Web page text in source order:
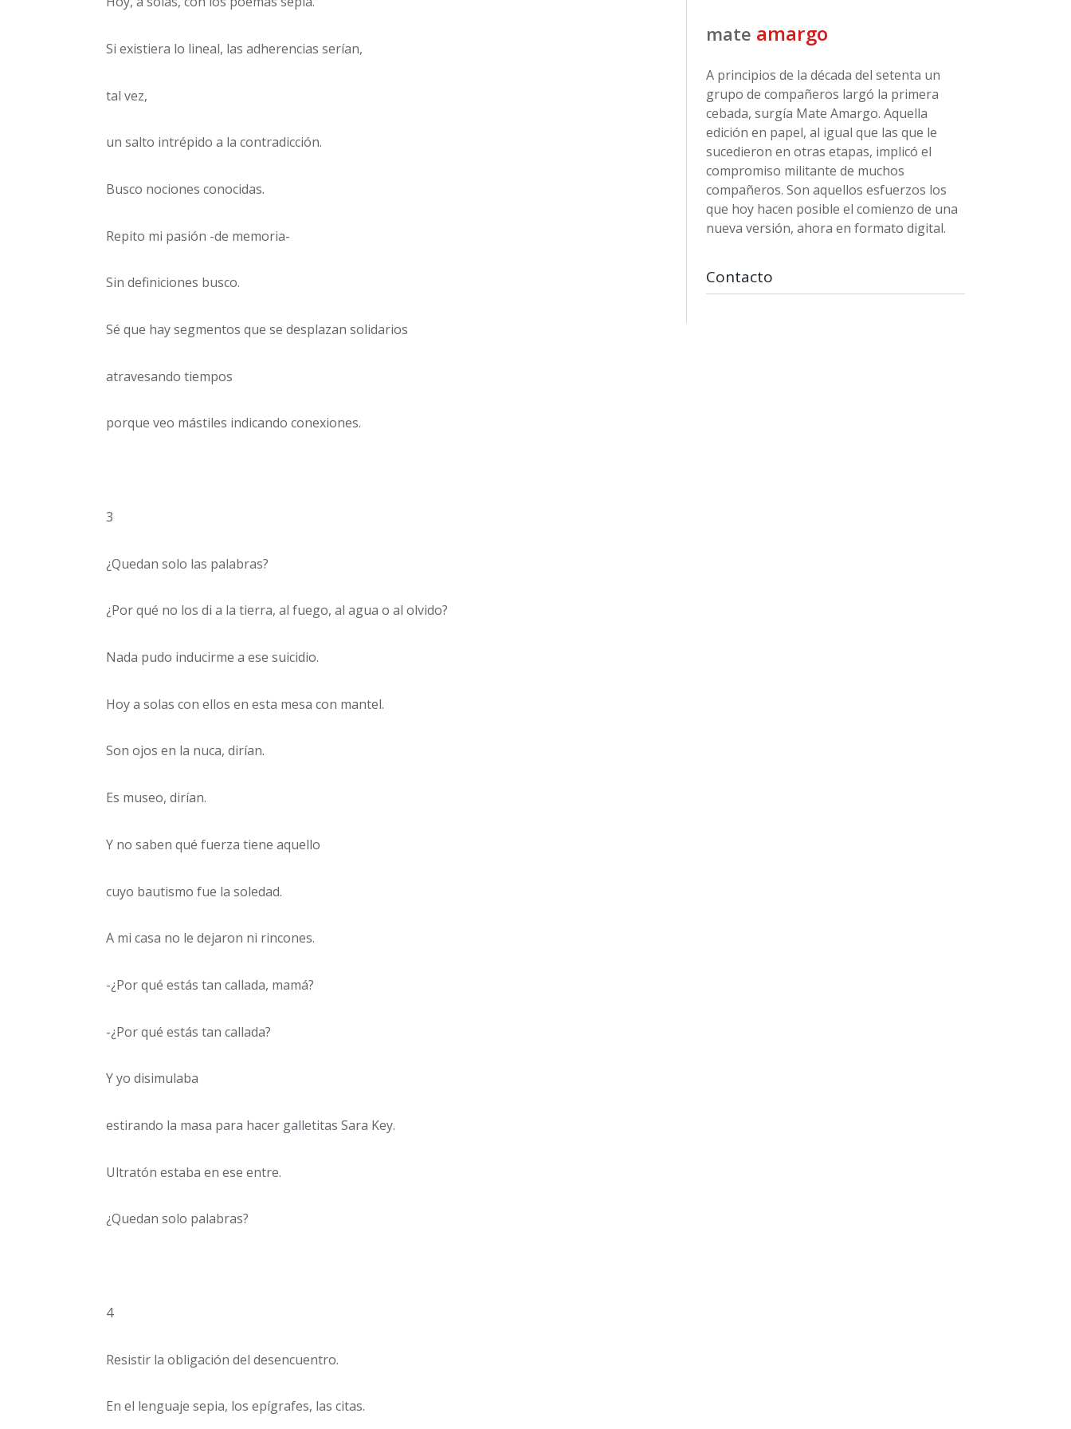
Si existiera lo lineal, las adherencias serían,
tal vez,
un salto intrépido a la contradicción.
Busco nociones conocidas.
Repito mi pasión -de memoria-
Sin definiciones busco.
Sé que hay segmentos que se desplazan solidarios
atravesando tiempos
porque veo mástiles indicando conexiones.
3
¿Quedan solo las palabras?
¿Por qué no los di a la tierra, al fuego, al agua o al olvido?
Nada pudo inducirme a ese suicidio.
Hoy a solas con ellos en esta mesa con mantel.
Son ojos en la nuca, dirían.
Es museo, dirían.
Y no saben qué fuerza tiene aquello
cuyo bautismo fue la soledad.
A mi casa no le dejaron ni rincones.
-¿Por qué estás tan callada, mamá?
-¿Por qué estás tan callada?
Y yo disimulaba
estirando la masa para hacer galletitas Sara Key.
Ultratón estaba en ese entre.
¿Quedan solo palabras?
4
Resistir la obligación del desencuentro.
En el lenguaje sepia, los epígrafes, las citas.
mate amargo
A principios de la década del setenta un
grupo de compañeros largó la primera
cebada, surgía Mate Amargo. Aquella
edición en papel, al igual que las que le
sucedieron en otras etapas, implicó el
compromiso militante de muchos
compañeros. Son aquellos esfuerzos los
que hoy hacen posible el comienzo de una
nueva versión, ahora en formato digital.
Contacto